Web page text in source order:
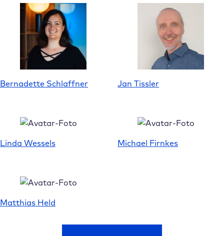
Bernadette Schlaffner Jan Tissler
Linda Wessels Michael Firnkes
Matthias Held